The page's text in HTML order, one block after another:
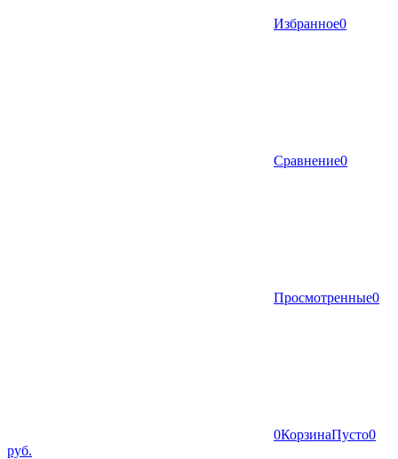
Избранное0
Сравнение0
Просмотренные0
0КорзинаПусто0
руб.